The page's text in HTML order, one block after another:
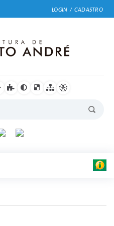
LOGIN / CADASTRO